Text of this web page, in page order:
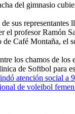
del gimnasio
sus
el profesor Ramón
de Café Montaña, el
los chamos de
de Softbol para
atención social a
de voleibol